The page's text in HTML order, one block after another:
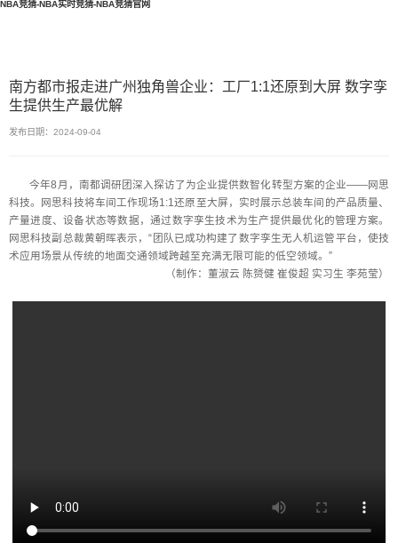
NBA竞猜-NBA实时竞猜-NBA竞猜官网
南方都市报走进广州独角兽企业：工厂1:1还原到大屏 数字孪
生提供生产最优解
发布日期：2024-09-04
今年8月，南都调研团深入探访了为企业提供数智化转型方案的企业——网思
科技。网思科技将车间工作现场1:1还原至大屏，实时展示总装车间的产品质量、
产量进度、设备状态等数据，通过数字孪生技术为生产提供最优化的管理方案。
网思科技副总裁黄朝晖表示，“团队已成功构建了数字孪生无人机运管平台，使技
术应用场景从传统的地面交通领域跨越至充满无限可能的低空领域。”
（制作：董淑云 陈赟健 崔俊超 实习生 李苑莹）